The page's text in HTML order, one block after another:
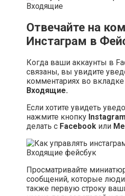
Отвечайте на
Инстаграм в
Когда ваши аккаунты в
связаны, вы увидите
комментариях во вкладке
Входящие.
Если хотите увидеть
нажмите кнопку Instagram
делать с Facebook или
Просматривайте
сообщений, которые
также первую строку